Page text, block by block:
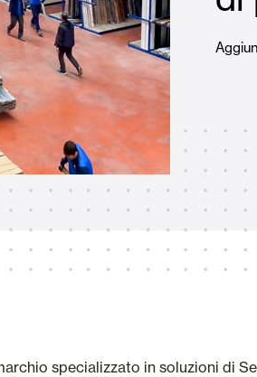
a Stringhe Tende
specializzato in soluzioni di